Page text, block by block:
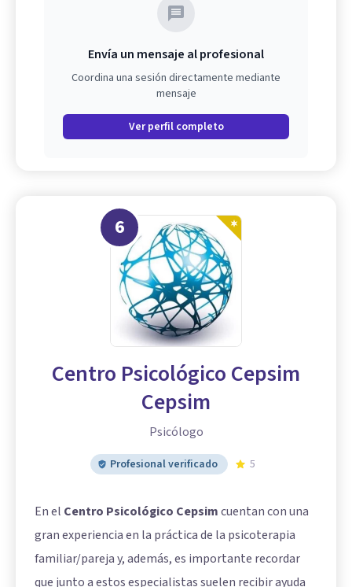
Envía un mensaje al profesional
Coordina una sesión directamente mediante
mensaje
Ver perfil completo
6
Centro Psicológico Cepsim
Cepsim
Psicólogo
Profesional verificado 5
En el Centro Psicológico Cepsimcuentan con una
gran experiencia en la práctica de la psicoterapia
familiar/pareja y, además, es importante recordar
que junto a estos especialistas suelen recibir ayuda